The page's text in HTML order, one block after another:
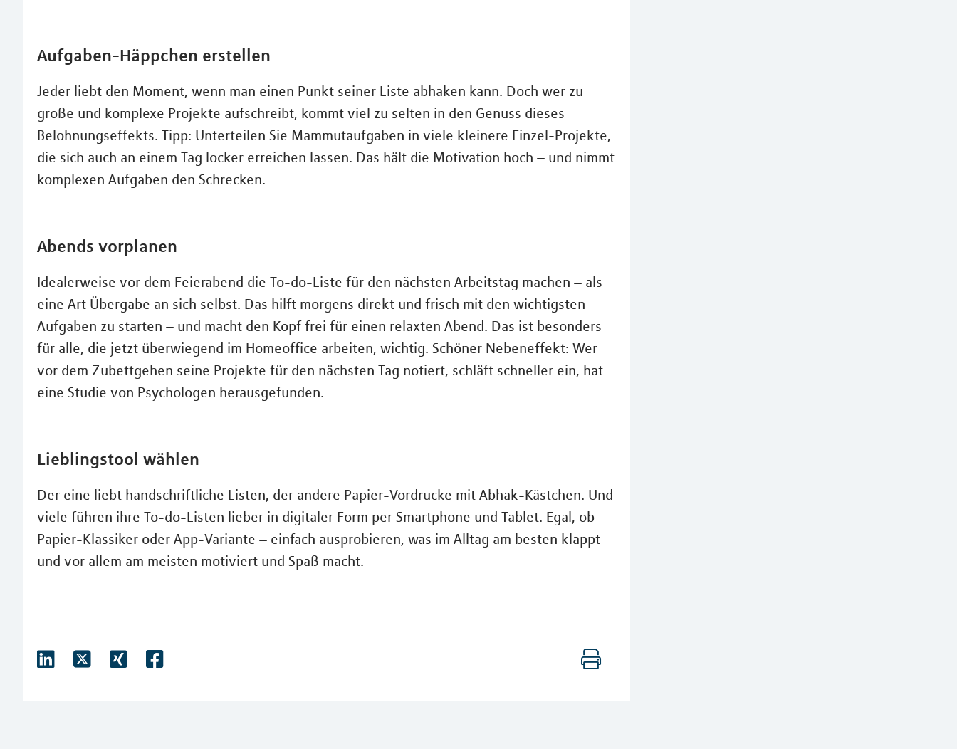
Aufgaben-Häppchen erstellen
Jeder liebt den Moment, wenn man einen Punkt seiner Liste abhaken kann. Doch wer zu
große und komplexe Projekte aufschreibt, kommt viel zu selten in den Genuss dieses
Belohnungseffekts. Tipp: Unterteilen Sie Mammutaufgaben in viele kleinere Einzel-Projekte,
die sich auch an einem Tag locker erreichen lassen. Das hält die Motivation hoch – und nimmt
komplexen Aufgaben den Schrecken.
Abends vorplanen
Idealerweise vor dem Feierabend die To-do-Liste für den nächsten Arbeitstag machen – als
eine Art Übergabe an sich selbst. Das hilft morgens direkt und frisch mit den wichtigsten
Aufgaben zu starten – und macht den Kopf frei für einen relaxten Abend. Das ist besonders
für alle, die jetzt überwiegend im Homeoffice arbeiten, wichtig. Schöner Nebeneffekt: Wer
vor dem Zubettgehen seine Projekte für den nächsten Tag notiert, schläft schneller ein, hat
eine Studie von Psychologen herausgefunden.
Lieblingstool wählen
Der eine liebt handschriftliche Listen, der andere Papier-Vordrucke mit Abhak-Kästchen. Und
viele führen ihre To-do-Listen lieber in digitaler Form per Smartphone und Tablet. Egal, ob
Papier-Klassiker oder App-Variante – einfach ausprobieren, was im Alltag am besten klappt
und vor allem am meisten motiviert und Spaß macht.